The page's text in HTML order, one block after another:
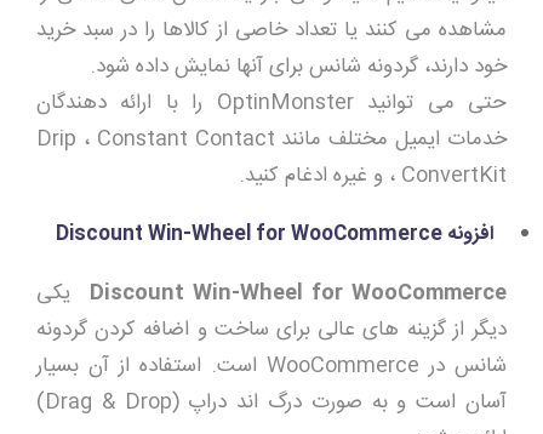
مشاهده می کنند یا تعداد خاصی از کالاها را در سبد خرید
خود دارند، گردونه شانس برای آنها نمایش داده شود.
حتی می توانید OptinMonster را با ارائه دهندگان
خدمات ایمیل مختلف مانند Drip ، Constant Contact
، ConvertKit و غیره ادغام کنید.
افزونهDiscount Win-Wheel for WooCommerce
Discount Win-Wheel for WooCommerce یکی
دیگر از گزینه های عالی برای ساخت و اضافه کردن گردونه
شانس در WooCommerce است. استفاده از آن بسیار
آسان است و به صورت درگ اند دراپ (Drag & Drop)